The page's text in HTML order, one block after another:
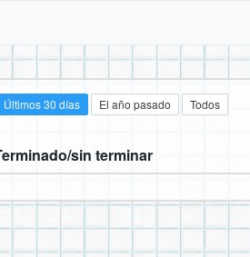
Últimos 30 días El año pasado Todos
sin terminar